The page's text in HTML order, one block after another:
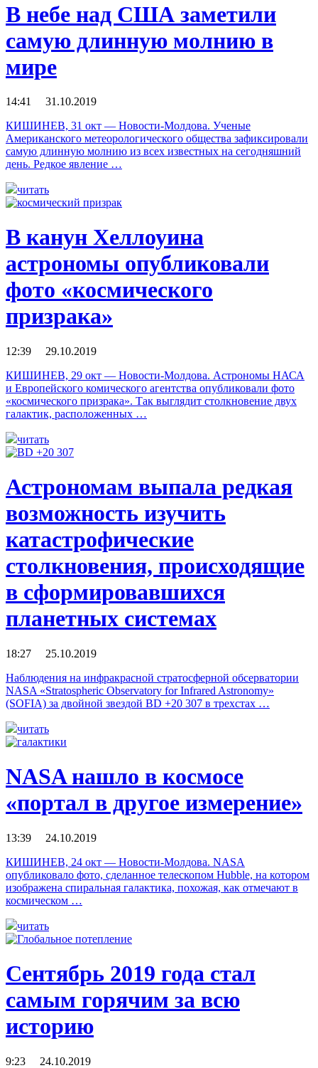
В небе над США заметили
самую длинную молнию в
мире
14:41 31.10.2019
КИШИНЕВ, 31 окт — Новости-Молдова. Ученые
Американского метеорологического общества зафиксировали
самую длинную молнию из всех известных на сегодняшний
день. Редкое явление …
читать
В канун Хеллоуина
астрономы опубликовали
фото «космического
призрака»
12:39 29.10.2019
КИШИНЕВ, 29 окт — Новости-Молдова. Астрономы НАСА
и Европейского комического агентства опубликовали фото
«космического призрака». Так выглядит столкновение двух
галактик, расположенных …
читать
Астрономам выпала редкая
возможность изучить
катастрофические
столкновения, происходящие
в сформировавшихся
планетных системах
18:27 25.10.2019
Наблюдения на инфракрасной стратосферной обсерватории
NASA «Stratospheric Observatory for Infrared Astronomy»
(SOFIA) за двойной звездой BD +20 307 в трехстах …
читать
NASA нашло в космосе
«портал в другое измерение»
13:39 24.10.2019
КИШИНЕВ, 24 окт — Новости-Молдова. NASA
опубликовало фото, сделанное телескопом Hubble, на котором
изображена спиральная галактика, похожая, как отмечают в
космическом …
читать
Сентябрь 2019 года стал
самым горячим за всю
историю
9:23 24.10.2019